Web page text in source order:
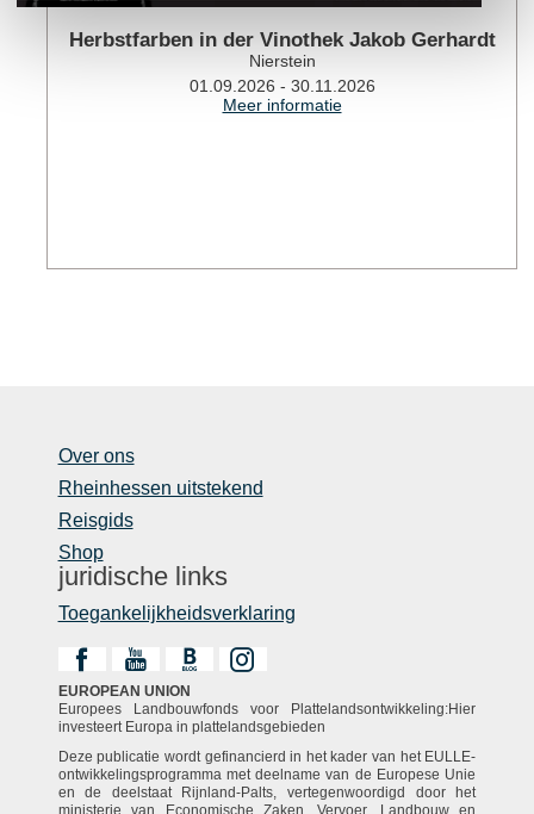
Herbstfarben in der Vinothek Jakob Gerhardt
Nierstein
01.09.2026 - 30.11.2026
Meer informatie
Over ons
Rheinhessen uitstekend
Reisgids
Shop
juridische links
Toegankelijkheidsverklaring
EUROPEAN UNION
Europees Landbouwfonds voor Plattelandsontwikkeling:Hier
investeert Europa in plattelandsgebieden
Deze publicatie wordt gefinancierd in het kader van het EULLE-
ontwikkelingsprogramma met deelname van de Europese Unie
en de deelstaat Rijnland-Palts, vertegenwoordigd door het
ministerie van Economische Zaken, Vervoer, Landbouw en